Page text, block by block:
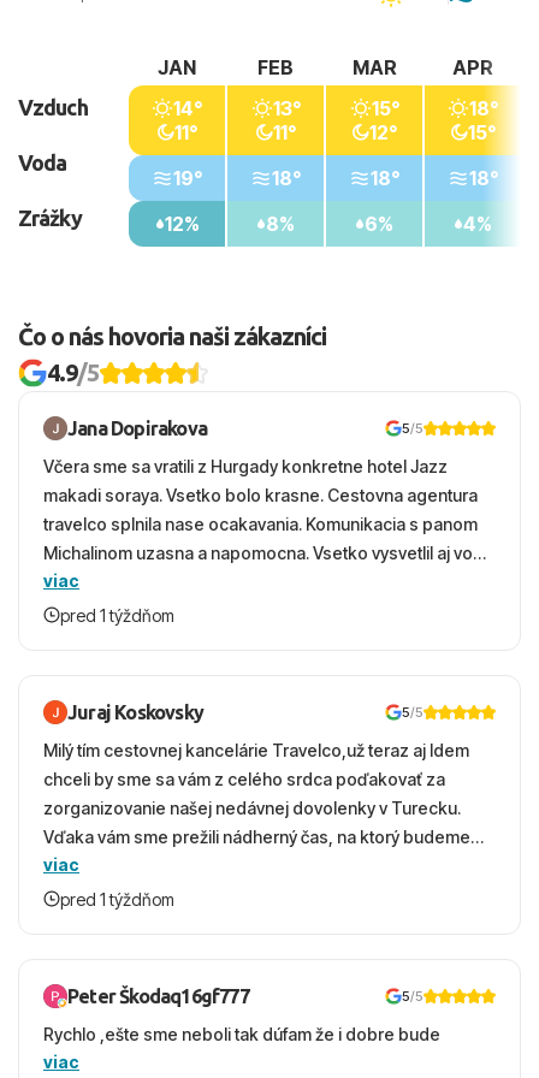
Vzduch
Voda
Zrážky
JAN
14°
11°
19°
12%
FEB
13°
11°
18°
8%
MAR
15°
12°
18°
6%
APR
18°
15°
18°
4%
Čo o nás hovoria naši zákazníci
4.9/5
Jana Dopirakova 5/5
Včera sme sa vratili z Hurgady konkretne hotel Jazz
makadi soraya. Vsetko bolo krasne. Cestovna agentura
travelco splnila nase ocakavania. Komunikacia s panom
Michalinom uzasna a napomocna. Vsetko vysvetlil aj vo
vecernych hodinach zaco sa ospravedlnujem. Hotel
krasny, cisty. Sluzby top. Strava, prostredie, more,
viac
pred 1 týždňom
Juraj Koskovsky 5/5
Milý tím cestovnej kancelárie Travelco,už teraz aj Idem
chceli by sme sa vám z celého srdca poďakovať za
zorganizovanie našej nedávnej dovolenky v Turecku.
Vďaka vám sme prežili nádherný čas, na ktorý budeme
ešte dlho s úsmevom spomínať. ​Všetko prebehlo
absolútne hladko – od prvotného výberu zájazdu, cez
bola to trefa do čierneho! ​Čo nás dostalo najviac: ​Skvelé
služby a personál: Vždy usmievaví, ochotní a starostliví
ľudia. ​Gastro zážitok: Výborné, pestré a čerstvé jedlo
počas celého dňa. ​Areál a pláž: Nádherné, čisté
viac
pred 1 týždňom
Peter Škodaq16gf777 5/5
Rychlo ,ešte sme neboli tak dúfam že i dobre bude
viac